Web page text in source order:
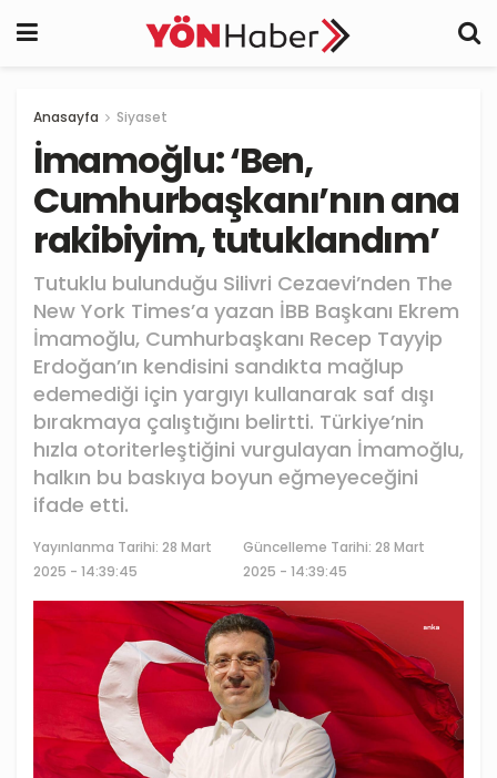
Anasayfa Siyaset
İmamoğlu: ‘Ben,
Cumhurbaşkanı’nın ana
rakibiyim, tutuklandım’
Tutuklu bulunduğu Silivri Cezaevi’nden The
New York Times’a yazan İBB Başkanı Ekrem
İmamoğlu, Cumhurbaşkanı Recep Tayyip
Erdoğan’ın kendisini sandıkta mağlup
edemediği için yargıyı kullanarak saf dışı
bırakmaya çalıştığını belirtti. Türkiye’nin
hızla otoriterleştiğini vurgulayan İmamoğlu,
halkın bu baskıya boyun eğmeyeceğini
ifade etti.
Yayınlanma Tarihi: 28 Mart
2025 - 14:39:45
Güncelleme Tarihi: 28 Mart
2025 - 14:39:45